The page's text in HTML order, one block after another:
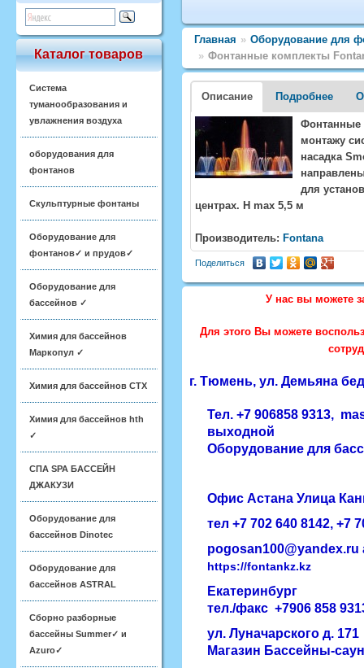
Каталог товаров
Система
туманообразования и
увлажнения воздуха
оборудования для
фонтанов
Скульптурные фонтаны
Оборудование для
фонтанов✓ и прудов✓
Оборудование для
бассейнов ✓
Химия для бассейнов
Маркопул ✓
Химия для бассейнов CTX
Химия для бассейнов hth
✓
СПА SPA БАССЕЙН
ДЖАКУЗИ
Оборудование для
бассейнов Dinotec
Оборудование для
бассейнов ASTRAL
Сборно разборные
бассейны Summer✓ и
Azuro✓
Главная » Оборудование для
» Фонтанные комплекты
Описание Подробнее
Фонтанные
монтажу
насадка
для
центрах. H max 5,5 м
Производитель: Fontana
Поделиться
У нас вы можете
Для этого Вы можете
г. Тюмень, ул. Демьяна
Тел. +7 906858 9313,
выходной
Оборудование для
Офис Астана ​Улица
тел +7 702 640 8142, ​+7
pogosan100@yandex.ru
https://fontankz.kz
Екатеринбург
тел./факс +7906 858
ул. Луначарского д. 171
Магазин Бассейны-